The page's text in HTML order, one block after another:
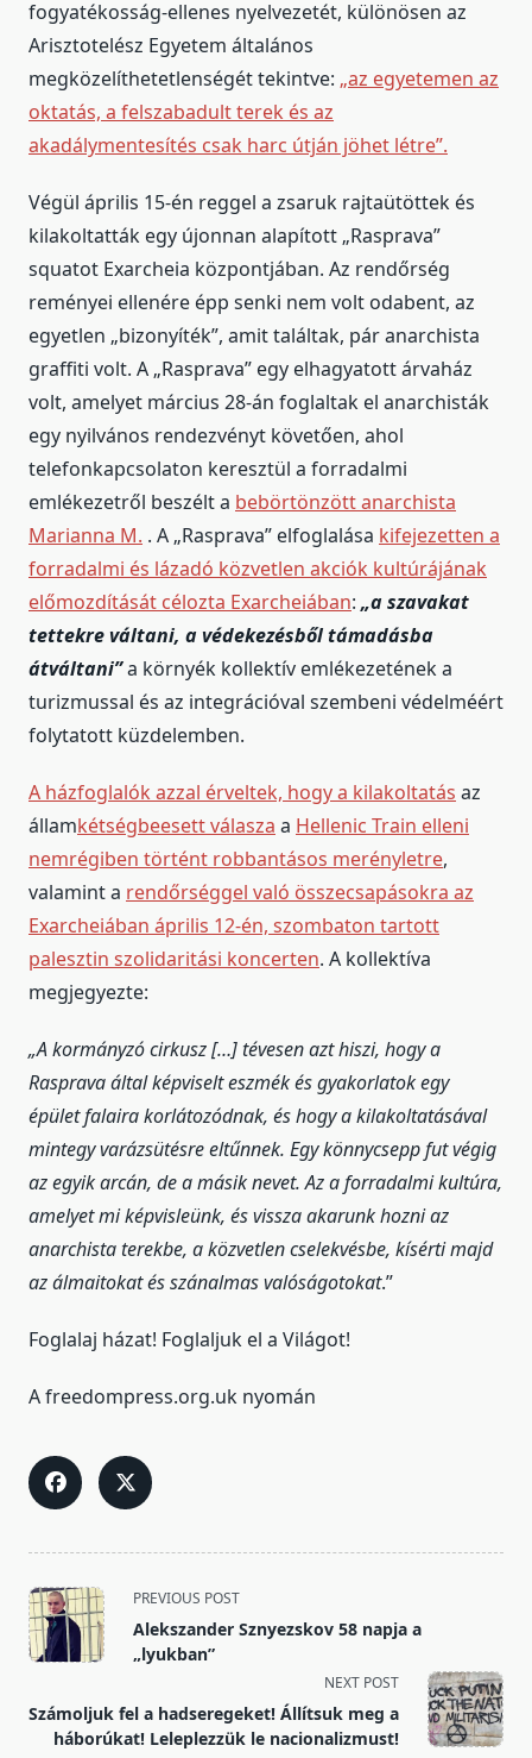
fogyatékosság-ellenes nyelvezetét, különösen az
Arisztotelész Egyetem általános
megközelíthetetlenségét tekintve: „az egyetemen az
oktatás, a felszabadult terek és az
akadálymentesítés csak harc útján jöhet létre”.
Végül április 15-én reggel a zsaruk rajtaütöttek és
kilakoltatták egy újonnan alapított „Rasprava”
squatot Exarcheia központjában. Az rendőrség
reményei ellenére épp senki nem volt odabent, az
egyetlen „bizonyíték”, amit találtak, pár anarchista
graffiti volt. A „Rasprava” egy elhagyatott árvaház
volt, amelyet március 28-án foglaltak el anarchisták
egy nyilvános rendezvényt követően, ahol
telefonkapcsolaton keresztül a forradalmi
emlékezetről beszélt a bebörtönzött anarchista
Marianna M. . A „Rasprava” elfoglalása kifejezetten a
forradalmi és lázadó közvetlen akciók kultúrájának
előmozdítását célozta Exarcheiában: „a szavakat
tettekre váltani, a védekezésből támadásba
átváltani”a környék kollektív emlékezetének a
turizmussal és az integrációval szembeni védelméért
folytatott küzdelemben.
A házfoglalók azzal érveltek, hogy a kilakoltatás az
államkétségbeesett válasza a Hellenic Train elleni
nemrégiben történt robbantásos merényletre,
valamint a rendőrséggel való összecsapásokra az
Exarcheiában április 12-én, szombaton tartott
palesztin szolidaritási koncerten. A kollektíva
megjegyezte:
„A kormányzó cirkusz […] tévesen azt hiszi, hogy a
Rasprava által képviselt eszmék és gyakorlatok egy
épület falaira korlátozódnak, és hogy a kilakoltatásával
mintegy varázsütésre eltűnnek. Egy könnycsepp fut végig
az egyik arcán, de a másik nevet. Az a forradalmi kultúra,
amelyet mi képvisleünk, és vissza akarunk hozni az
anarchista terekbe, a közvetlen cselekvésbe, kísérti majd
az álmaitokat és szánalmas valóságotokat.”
Foglalaj házat! Foglaljuk el a Világot!
A freedompress.org.uk nyomán
<span
class="nav-
subtitle
reader-
text">Page</span>
PREVIOUS POST
Alekszander Sznyezskov 58 napja a
„lyukban”
NEXT POST
Számoljuk fel a hadseregeket! Állítsuk meg a
háborúkat! Leleplezzük le nacionalizmust!